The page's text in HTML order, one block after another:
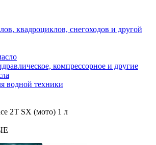
квадроциклов, снегоходов и другой
компрессорное и другие
водной техники
2T SX (мото) 1 л